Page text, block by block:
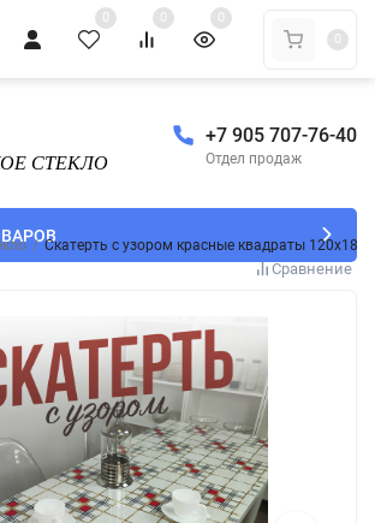
0 0
0
0
+7 905 707-76-40
Отдел продаж
/ Скатерть с узором красные квадраты
Сравнение